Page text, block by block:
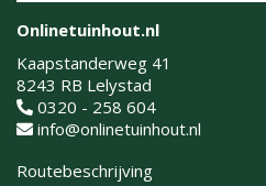
Onlinetuinhout.nl
Kaapstanderweg 41
8243 RB Lelystad
0320 - 258 604
info@onlinetuinhout.nl
Routebeschrijving